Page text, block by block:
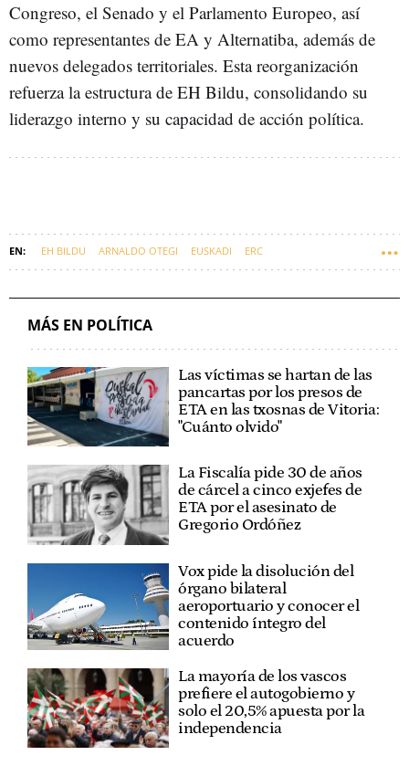
Congreso, el Senado y el Parlamento Europeo, así
como representantes de EA y Alternatiba, además de
nuevos delegados territoriales. Esta reorganización
refuerza la estructura de EH Bildu, consolidando su
liderazgo interno y su capacidad de acción política.
EH BILDU ARNALDO OTEGI EUSKADI ERC
MÁS EN POLÍTICA
Las víctimas se hartan de las
pancartas por los presos de
ETA en las txosnas de Vitoria:
"Cuánto olvido"
La Fiscalía pide 30 de años
de cárcel a cinco exjefes de
ETA por el asesinato de
Gregorio Ordóñez
Vox pide la disolución del
órgano bilateral
aeroportuario y conocer el
contenido íntegro del
acuerdo
La mayoría de los vascos
prefiere el autogobierno y
solo el 20,5% apuesta por la
independencia